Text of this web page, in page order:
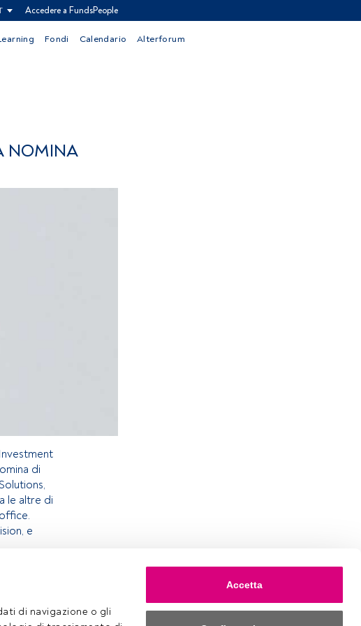
di navigazione o gli
Accetta
Accedere a FundsPeople
Fondi Calendario Alterforum
NOMINA
di
le altre di
e
a